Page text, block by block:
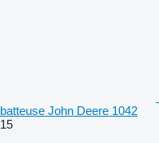
batteuse John Deere 1042
15